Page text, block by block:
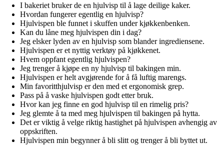
I bakeriet bruker de en hjulvisp til å lage deilige kaker.
Hvordan fungerer egentlig en hjulvisp?
Hjulvispen ble funnet i skuffen under kjøkkenbenken.
Kan du låne meg hjulvispen din i dag?
Jeg elsker lyden av en hjulvisp som blander ingrediensene.
Hjulvispen er et nyttig verktøy på kjøkkenet.
Hvem oppfant egentlig hjulvispen?
Jeg trenger å kjøpe en ny hjulvisp til bakingen min.
Hjulvispen er helt avgjørende for å få luftig marengs.
Min favoritthjulvisp er den med et ergonomisk grep.
Pass på å vaske hjulvispen godt etter bruk.
Hvor kan jeg finne en god hjulvisp til en rimelig pris?
Jeg glemte å ta med meg hjulvispen til bakingen på hytta.
Det er viktig å velge riktig hastighet på hjulvispen avhengig av
oppskriften.
Hjulvispen min begynner å bli slitt og trenger å bli byttet ut.